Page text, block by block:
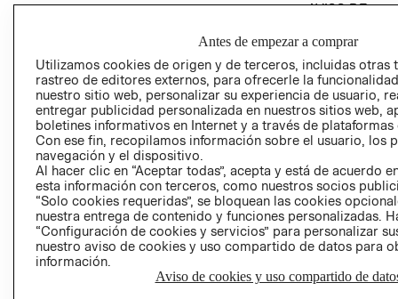
AVISO DE
GIFT CARD
AVISO DE
Perú (S/)
CAMBIAR REGIÓN
Antes de empezar a comprar
Utilizamos cookies de origen y de terceros, incluidas otras
rastreo de editores externos, para ofrecerle la
nuestro sitio web, personalizar su experiencia de usuario,
entregar publicidad personalizada en nuestros sitios web,
boletines informativos en Internet y a través de plataformas
Con ese fin, recopilamos información sobre el usuario, los
navegación y el dispositivo.
Al hacer clic en “Aceptar todas”, acepta y está de acuerdo
esta información con terceros, como nuestros socios
“Solo cookies requeridas”, se bloquean las cookies
nuestra entrega de contenido y funciones personalizadas.
“Configuración de cookies y servicios” para personalizar
nuestro aviso de cookies y uso compartido de datos para
información.
Aviso de cookies y uso compartido de